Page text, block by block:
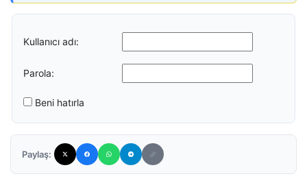
Kullanıcı adı:
Parola:
Beni hatırla
Paylaş: